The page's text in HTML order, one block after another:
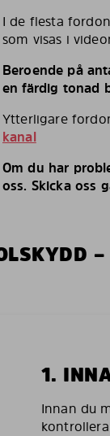
I de flesta
som visas i
Beroende på
en färdig tonad
Ytterligare
kanal
Om du har
oss. Skicka oss
–
1.
Innan du